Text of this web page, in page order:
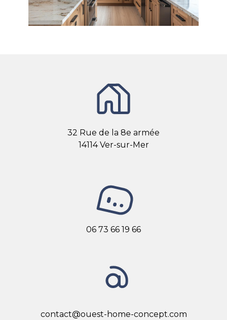
32 Rue de la 8e armée
14114 Ver-sur-Mer
06 73 66 19 66
contact@ouest-home-concept.com